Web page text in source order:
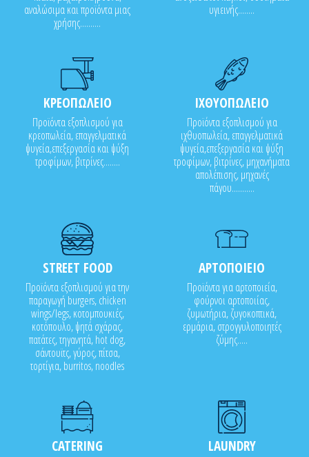
αναλώσιμα και προϊόντα μιας
χρήσης..........
υγιεινής........
ΚΡΕΟΠΩΛΕΙΟ
Προϊόντα εξοπλισμού για
κρεοπωλεία, επαγγελματικά
ψυγεία,επεξεργασία και ψύξη
τροφίμων, βιτρίνες........
ΙΧΘΥΟΠΩΛΕΙΟ
Προϊόντα εξοπλισμού για
ιχθυοπωλεία, επαγγελματικά
ψυγεία,επεξεργασία και ψύξη
τροφίμων, βιτρίνες, μηχανήματα
απολέπισης, μηχανές
πάγου...........
STREET FOOD
Προϊόντα εξοπλισμού για την
παραγωγή burgers, chicken
wings/legs, κοτομπουκιές,
κοτόπουλο, ψητά σχάρας,
πατάτες, τηγανητά, hot dog,
σάντουϊτς, γύρος, πίτσα,
τορτίγια, burritos, noodles
ΑΡΤΟΠΟΙΕΙΟ
Προϊόντα για αρτοποιεία,
φούρνοι αρτοποιίας,
ζυμωτήρια, ζυγοκοπτικά,
ερμάρια, στρογγυλοποιητές
ζύμης.....
CATERING LAUNDRY